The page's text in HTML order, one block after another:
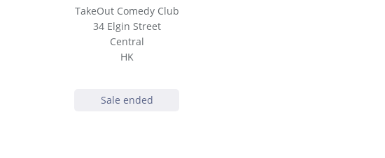
TakeOut Comedy Club
34 Elgin Street
Central
HK
Sale ended